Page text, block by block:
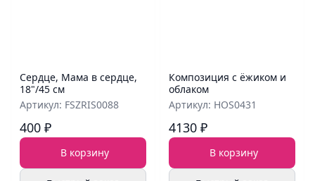
Сердце, Мама в сердце,
18"/45 см
Артикул: FSZRIS0088
400 ₽
В корзину
Композиция с ёжиком и
облаком
Артикул: HOS0431
4130 ₽
В корзину